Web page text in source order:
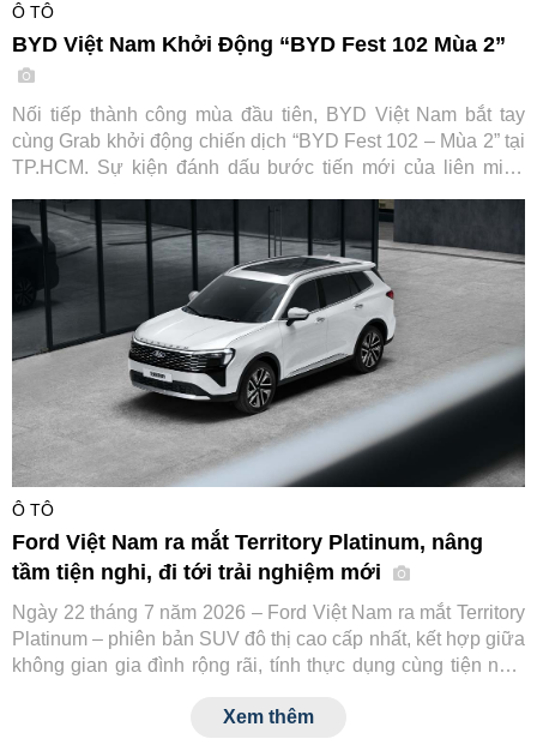
Ô TÔ
BYD Việt Nam Khởi Động “BYD Fest 102 Mùa 2”
Nối tiếp thành công mùa đầu tiên, BYD Việt Nam bắt tay
cùng Grab khởi động chiến dịch “BYD Fest 102 – Mùa 2” tại
TP.HCM. Sự kiện đánh dấu bước tiến mới của liên minh
đẩy chuyển đổi xanh cho ngành vận tải dịch vụ tại Việt Nam.
Ô TÔ
Ford Việt Nam ra mắt Territory Platinum, nâng
tầm tiện nghi, đi tới trải nghiệm mới
Ngày 22 tháng 7 năm 2026 – Ford Việt Nam ra mắt Territory
Platinum – phiên bản SUV đô thị cao cấp nhất, kết hợp giữa
không gian gia đình rộng rãi, tính thực dụng cùng tiện nghi
Xem thêm